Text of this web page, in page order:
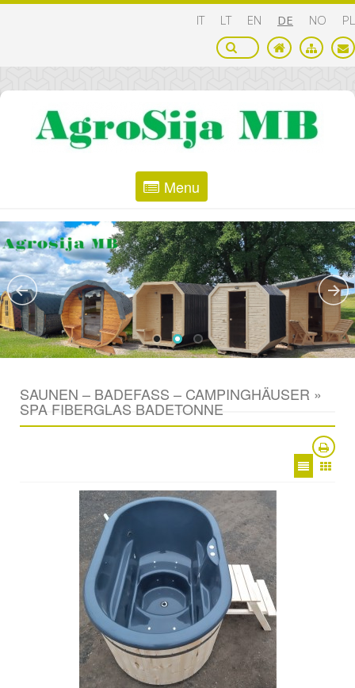
IT LT EN DE NO PL
Menu
SAUNEN – BADEFASS – CAMPINGHÄUSER »
SPA FIBERGLAS BADETONNE